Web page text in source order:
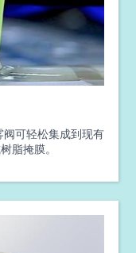
可轻松集成到现有
脂掩膜。